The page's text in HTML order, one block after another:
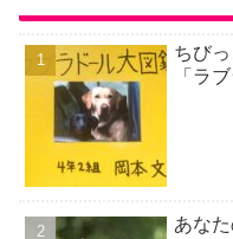
ちび
「ラ
あな